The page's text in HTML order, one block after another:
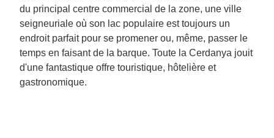
du principal centre commercial de la zone, une ville
seigneuriale où son lac populaire est toujours un
endroit parfait pour se promener ou, même, passer le
temps en faisant de la barque. Toute la Cerdanya jouit
d'une fantastique offre touristique, hôtelière et
gastronomique.